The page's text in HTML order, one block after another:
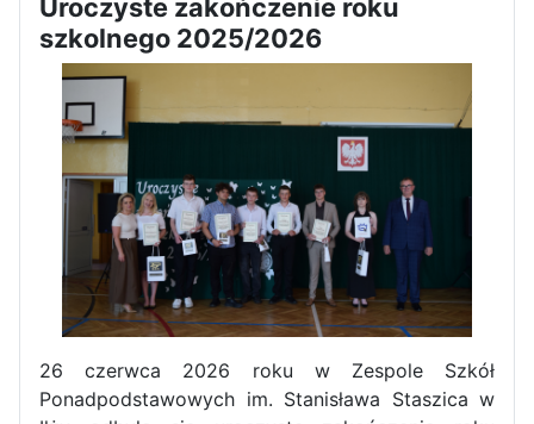
Uroczyste zakończenie roku
szkolnego 2025/2026
26 czerwca 2026 roku w Zespole Szkół
Ponadpodstawowych im. Stanisława Staszica w